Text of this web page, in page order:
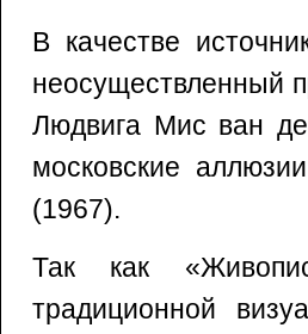
В качестве
неосуществленный
Людвига Мис ван
московские
(1967).
Так как
традиционной